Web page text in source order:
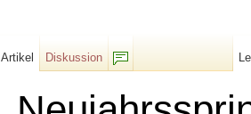
Artikel
Diskussion